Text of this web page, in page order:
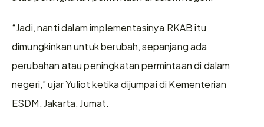
“Jadi, nanti dalam implementasinya RKAB itu
dimungkinkan untuk berubah, sepanjang ada
perubahan atau peningkatan permintaan di dalam
negeri,” ujar Yuliot ketika dijumpai di Kementerian
ESDM, Jakarta, Jumat.